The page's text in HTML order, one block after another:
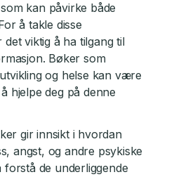
kan påvirke både
å takle disse
viktig å ha tilgang til
Bøker som
og helse kan være
hjelpe deg på denne
gir innsikt i hvordan
angst, og andre psykiske
forstå de underliggende